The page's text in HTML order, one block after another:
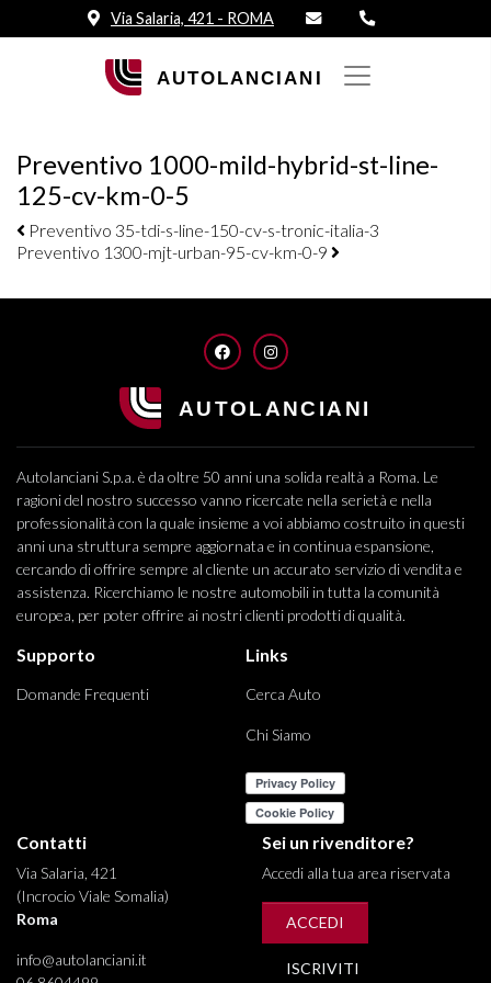
Via Salaria, 421 - ROMA
Preventivo 1000-mild-hybrid-st-line-
125-cv-km-0-5
Navigazione elementi
Preventivo 35-tdi-s-line-150-cv-s-tronic-italia-3
Preventivo 1300-mjt-urban-95-cv-km-0-9
FACEBOOKINSTAGRAM
Autolanciani S.p.a. è da oltre 50 anni una solida realtà a Roma. Le
ragioni del nostro successo vanno ricercate nella serietà e nella
professionalità con la quale insieme a voi abbiamo costruito in questi
anni una struttura sempre aggiornata e in continua espansione,
cercando di offrire sempre al cliente un accurato servizio di vendita e
assistenza. Ricerchiamo le nostre automobili in tutta la comunità
europea, per poter offrire ai nostri clienti prodotti di qualità.
Supporto
Domande Frequenti
Links
Cerca Auto
Chi Siamo
Contatti
Via Salaria, 421
(Incrocio Viale Somalia)
Roma
info@autolanciani.it
Sei un rivenditore?
Accedi alla tua area riservata
ACCEDI
ISCRIVITI